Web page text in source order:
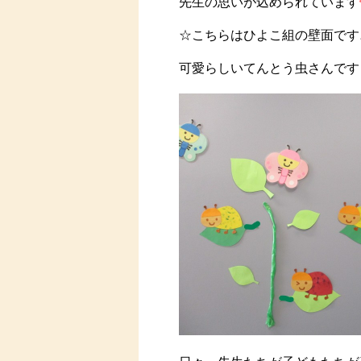
☆こちらはひよこ組の壁面です
可愛らしいてんとう虫さんで